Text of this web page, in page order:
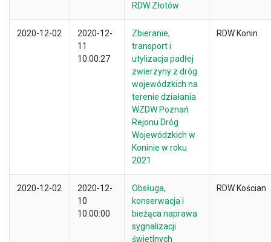
RDW Złotów
2020-12-02
2020-12-
11
10:00:27
Zbieranie,
transport i
utylizacja padłej
zwierzyny z dróg
wojewódzkich na
terenie działania
WZDW Poznań
Rejonu Dróg
Wojewódzkich w
Koninie w roku
2021
RDW Konin
2020-12-02
2020-12-
10
10:00:00
Obsługa,
konserwacja i
bieżąca naprawa
sygnalizacji
świetlnych
RDW Kościan